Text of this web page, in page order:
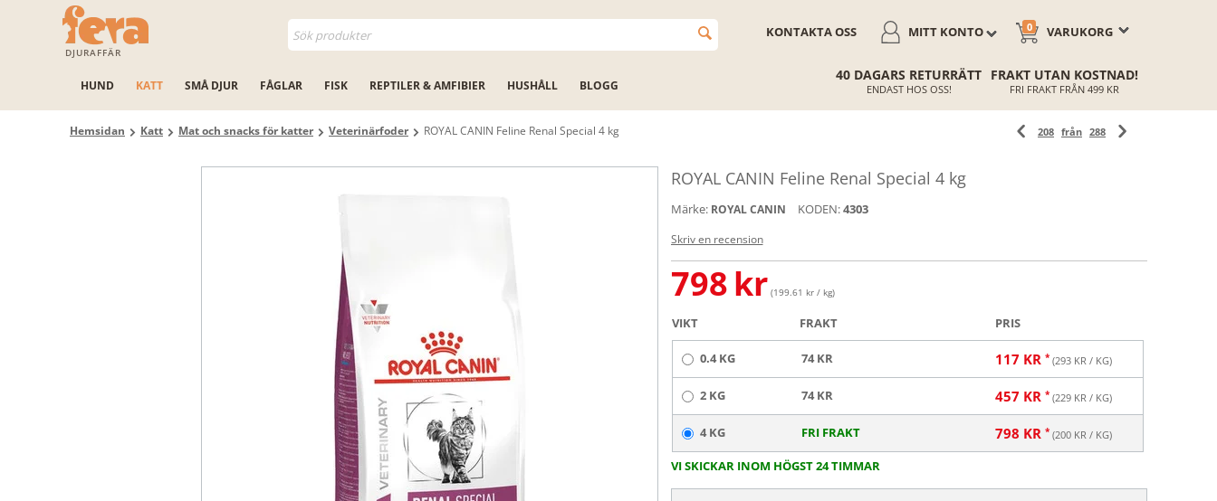
DJURAFFÄR
VARUKORG
0
MITT KONTO
KONTAKTA OSS
HUND KATT SMÅ DJUR FÅGLAR FISK REPTILER & AMFIBIER HUSHÅLL BLOGG
40 DAGARS RETURRÄTT
ENDAST HOS OSS!
FRAKT UTAN KOSTNAD!
FRI FRAKT FRÅN 499 KR
Hemsidan Katt Mat och snacks för katter Veterinärfoder ROYAL CANIN Feline Renal Special 4 kg 208 från 288
ROYAL CANIN Feline Renal Special 4 kg
Märke: ROYAL CANIN KODEN:4303
Skriv en recension
798kr (199.61 kr / kg)
VIKT FRAKT PRIS
0.4 KG 74 KR 117KR (293KR / KG)
2 KG 74 KR 457KR (229KR / KG)
4 KG FRI FRAKT 798 KR (200KR / KG)
VI SKICKAR INOM HÖGST 24 TIMMAR